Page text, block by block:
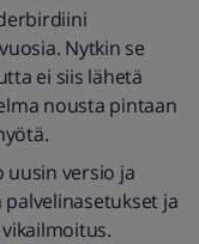
Nytkin se
ei siis lähetä
nousta pintaan
uusin versio ja
ja